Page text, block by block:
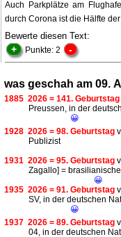
Auch Parkplätze am
durch Corona ist die Hälfte
Bewerte diesen Text:
+ Punkte: 2 -
was geschah am 09.
1885 2026 = 141. Geburtstag
Preussen, in der
😀
1928 2026 = 98. Geburtstag
Publizist
1931 2026 = 95. Geburtstag
Zagallo] =
😀
1935 2026 = 91. Geburtstag
SV, in der deutschen
😀
1937 2026 = 89. Geburtstag
04, in der deutschen